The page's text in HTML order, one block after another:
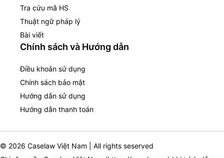
Tra cứu mã HS
Thuật ngữ pháp lý
Bài viết
Chính sách và Hướng dẫn
Điều khoản sử dụng
Chính sách bảo mật
Hướng dẫn sử dụng
Hướng dẫn thanh toán
© 2026 Caselaw Việt Nam | All rights seserved